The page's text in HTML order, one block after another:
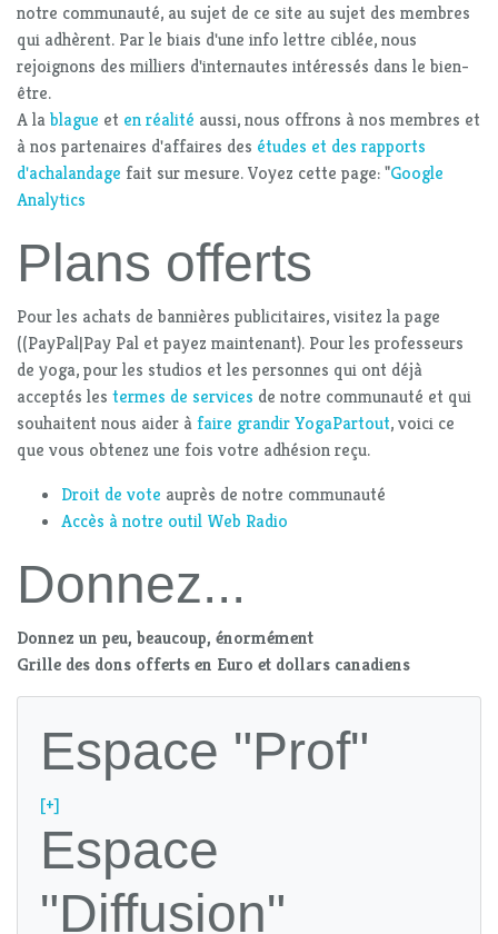
notre communauté, au sujet de ce site au sujet des membres
qui adhèrent. Par le biais d'une info lettre ciblée, nous
rejoignons des milliers d'internautes intéressés dans le bien-
être.
A lablague et en réalité aussi, nous offrons à nos membres et
à nos partenaires d'affaires des études et des rapports
d'achalandage fait sur mesure. Voyez cette page: "Google
Analytics
Plans offerts
Pour les achats de bannières publicitaires, visitez la page
((PayPal|Pay Pal et payez maintenant). Pour les professeurs
de yoga, pour les studios et les personnes qui ont déjà
acceptés les termes de services de notre communauté et qui
souhaitent nous aider àfaire grandir YogaPartout, voici ce
que vous obtenez une fois votre adhésion reçu.
Droit de vote auprès de notre communauté
Accès à notre outil Web Radio
Donnez...
Donnez un peu, beaucoup, énormément
Grille des dons offerts en Euro et dollars canadiens
Espace "Prof"
[+]
Espace
"Diffusion"